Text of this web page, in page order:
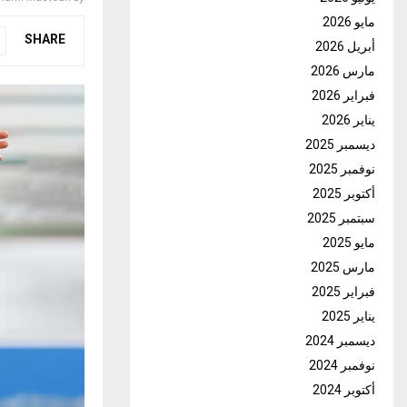
SHARE
مايو 2026
أبريل 2026
مارس 2026
فبراير 2026
يناير 2026
ديسمبر 2025
نوفمبر 2025
أكتوبر 2025
سبتمبر 2025
مايو 2025
مارس 2025
فبراير 2025
يناير 2025
ديسمبر 2024
نوفمبر 2024
أكتوبر 2024